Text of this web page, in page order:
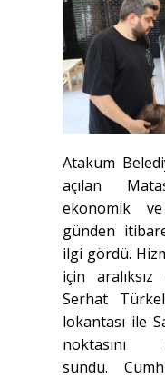
Atakum
açılan
ekonomik
günden
ilgi gördü.
için
Serhat
lokantası ile
noktasını
sundu.